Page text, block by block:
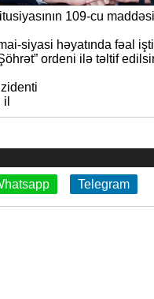
109-cu
siyasi həyatında fəal
ordeni ilə təltif
Telegram